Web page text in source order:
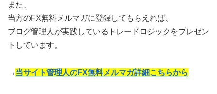
また、
当方のFX無料メルマガに登録してもらえれば、
ブログ管理人が実践しているトレードロジックをプレゼン
トしています。
→ 当サイト管理人のFX無料メルマガ詳細こちらから